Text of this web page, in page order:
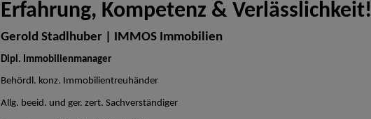
Erfahrung, Kompetenz & Verlässlichkeit!
Gerold Stadlhuber | IMMOS Immobilien
Dipl. Immobilienmanager
Behördl. konz. Immobilientreuhänder
Allg. beeid. und ger. zert. Sachverständiger